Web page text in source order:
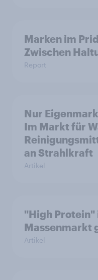
Marken im
Zwischen
Report
Nur
Im Markt für
an Strahlkraft
Artikel
"High Protein"
Massenmarkt
Artikel